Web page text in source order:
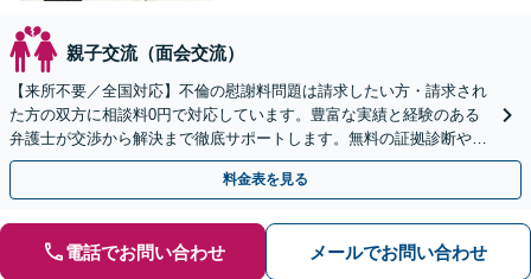
親子交流（面会交流）
【来所不要／全国対応】不倫の慰謝料問題は請求したい方・請求され
た方の双方に相談料0円で対応しています。豊富な実績と経験のある
弁護士が交渉から解決まで徹底サポートします。無料の証拠診断や着
手金の返還保証もありますので安心してご相談ください。
料金表を見る
電話でお問い合わせ メールでお問い合わせ